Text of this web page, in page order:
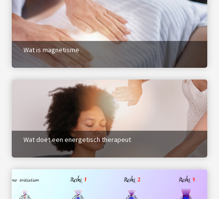
Wat is magnetisme
Wat doet een energetisch therapeut